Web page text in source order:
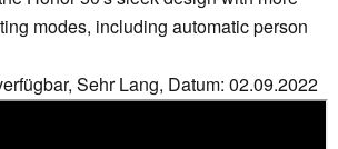
modes, including automatic person
Sehr Lang, Datum: 02.09.2022